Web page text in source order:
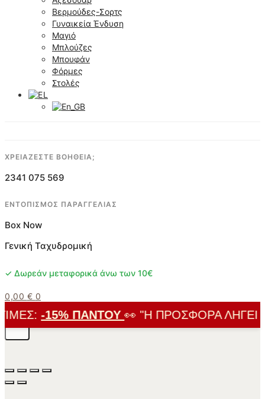
Βερμούδες-Σορτς
Γυναικεία Ένδυση
Μαγιό
Μπλούζες
Μπουφάν
Φόρμες
Στολές
ΧΡΕΙΑΖΕΣΤΕ ΒΟΗΘΕΙΑ;
2341 075 569
ΕΝΤΟΠΙΣΜΟΣ ΠΑΡΑΓΓΕΛΙΑΣ
Box Now
Γενική Ταχυδρομική
✓ Δωρεάν μεταφορικά άνω των 10€
0,00 € 0
-15% ΠΑΝΤΟΎ👀 "Η ΠΡΟΣΦΟΡΆ ΛΉΓΕΙ